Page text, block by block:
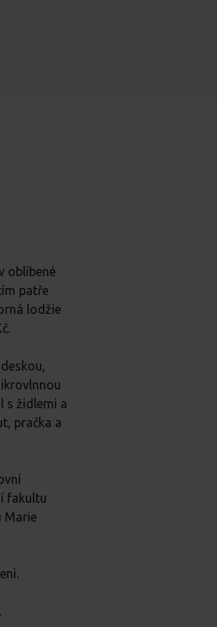
oblíbené
patře
lodžie
s židlemi a
pračka a
fakultu
Marie